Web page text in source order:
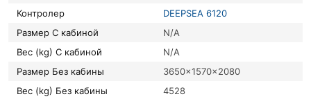
Контролер
DEEPSEA 6120
Размер С кабиной
N/A
Вес (kg) С кабиной
N/A
Размер Без кабины
3650x1570x2080
Вес (kg) Без кабины
4528